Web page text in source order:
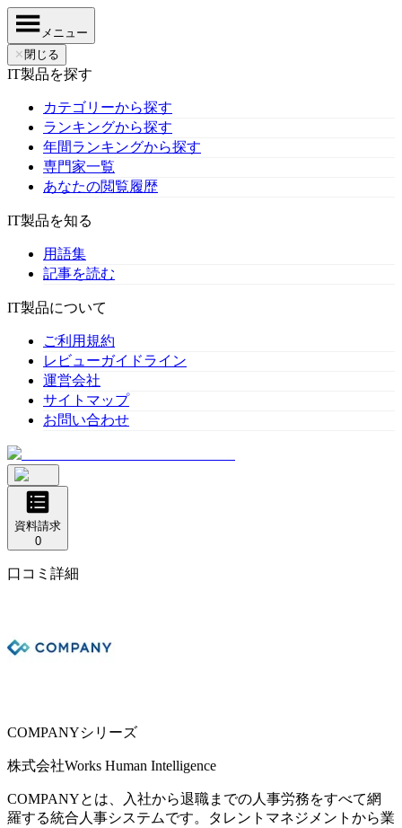
メニュー
✕ 閉じる
IT製品を探す
カテゴリーから探す
ランキングから探す
年間ランキングから探す
専門家一覧
あなたの閲覧履歴
IT製品を知る
用語集
記事を読む
IT製品について
ご利用規約
レビューガイドライン
運営会社
サイトマップ
お問い合わせ
資料請求
0
口コミ詳細
COMPANYシリーズ
株式会社Works Human Intelligence
COMPANYとは、入社から退職までの人事労務をすべて網
羅する統合人事システムです。タレントマネジメントから業